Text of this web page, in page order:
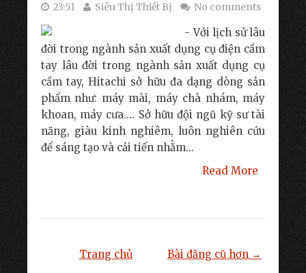
23:51 Siêu Thị Thiết Bị No comments
- Với lịch sử lâu
đời trong ngành sản xuất dụng cụ điện cầm
tay lâu đời trong ngành sản xuất dụng cụ
cầm tay, Hitachi sở hữu đa dạng dòng sản
phẩm như: máy mài, máy chà nhám, máy
khoan, máy cưa.... Sở hữu đội ngũ kỹ sư tài
năng, giàu kinh nghiêm, luôn nghiên cứu
để sáng tạo và cải tiến nhằm...
Read More
Bài đăng cũ hơn →
Trang chủ